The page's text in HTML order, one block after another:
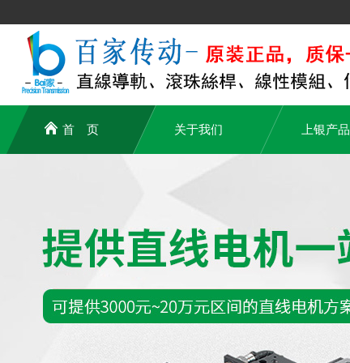
首 页 关于我们 上银产品